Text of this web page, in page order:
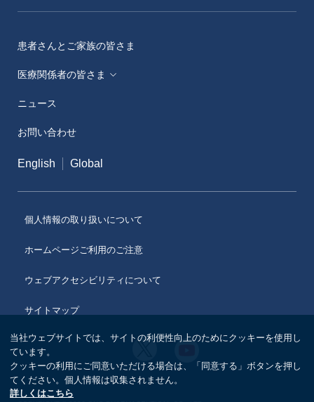
患者さんとご家族の皆さま
医療関係者の皆さま
MA）
医療従事者向けサイト（ONOメディカルナビ）
医薬・薬学研究支援
ニュース
お問い合わせ
English Global
個人情報の取り扱いについて
ホームページご利用のご注意
ウェブアクセシビリティについて
サイトマップ
薬
品
野
薬
当社ウェブサイトでは、サイトの利便性向上のためにクッキーを使用し
ています。
クッキーの利用にご同意いただける場合は、「同意する」ボタンを押し
てください。個人情報は収集されません。
詳しくはこちら